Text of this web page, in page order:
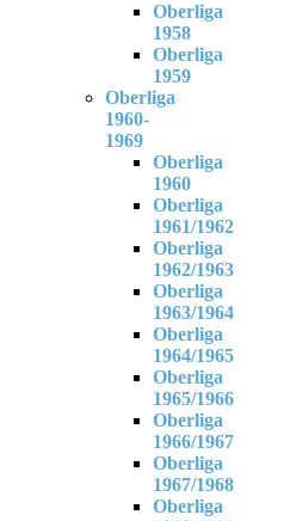
Oberliga
1958
Oberliga
1959
Oberliga
1960-
1969
Oberliga
1960
Oberliga
1961/1962
Oberliga
1962/1963
Oberliga
1963/1964
Oberliga
1964/1965
Oberliga
1965/1966
Oberliga
1966/1967
Oberliga
1967/1968
Oberliga